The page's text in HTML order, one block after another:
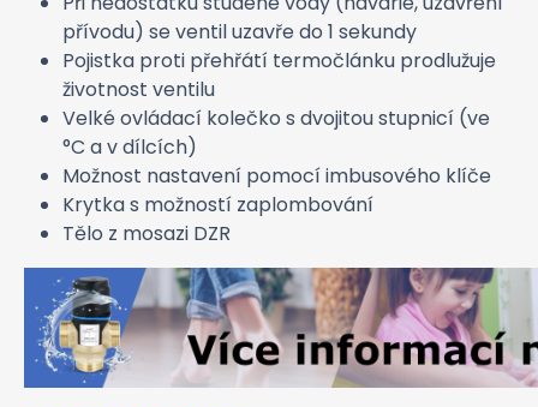
přívodu) se ventil uzavře do 1 sekundy
Pojistka proti přehřátí termočlánku prodlužuje
životnost ventilu
Velké ovládací kolečko s dvojitou stupnicí (ve
°C a v dílcích)
Možnost nastavení pomocí imbusového klíče
Krytka s možností zaplombování
Tělo z mosazi DZR